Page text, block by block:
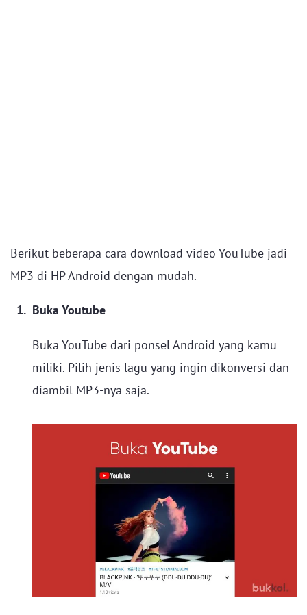
Berikut beberapa cara download video YouTube jadi
MP3 di HP Android dengan mudah.
Buka Youtube
Buka YouTube dari ponsel Android yang kamu
miliki. Pilih jenis lagu yang ingin dikonversi dan
diambil MP3-nya saja.